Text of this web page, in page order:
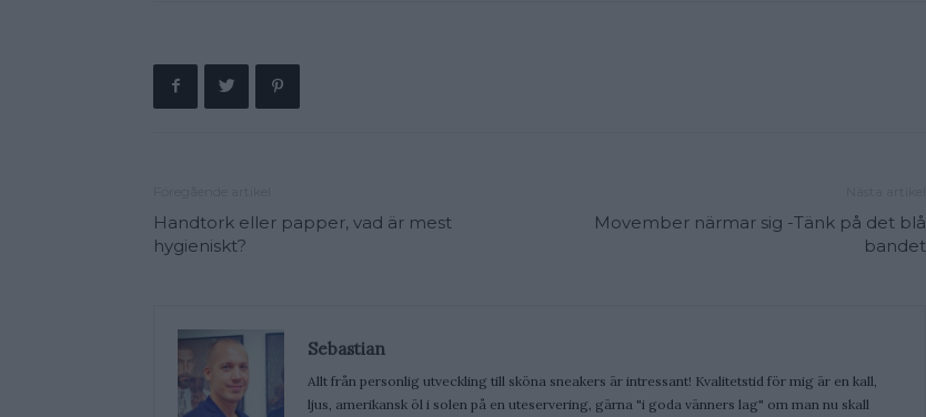
Handtork eller papper, vad är mest
hygieniskt?
Movember närmar sig -Tänk på det blå
bandet
Sebastian
Allt från personlig utveckling till sköna sneakers är intressant! Kvalitetstid för mig är en kall,
ljus, amerikansk öl i solen på en uteservering, gärna "i goda vänners lag" om man nu skall